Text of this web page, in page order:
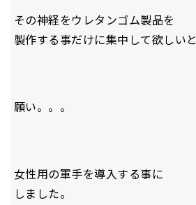
その神経をウレタンゴム製品を
製作する事だけに集中して欲しいと
願い。。。
女性用の軍手を導入する事に
しました。